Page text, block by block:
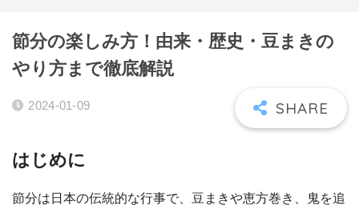
節分の楽しみ方！由来・歴史・豆まきの
やり方まで徹底解説
2024-01-09
はじめに
節分は日本の伝統的な行事で、豆まきや恵方巻き、鬼を追